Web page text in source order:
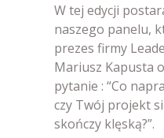
W tej edycji
naszego panelu,
prezes firmy
Mariusz Kapusta
pytanie : “Co
czy Twój projekt
skończy klęską?”.